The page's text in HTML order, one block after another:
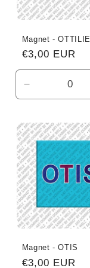
Magnet - OTTILIE
Normaler
Preis
€3,00 EUR
Verringere
die
für
Default
Title
Magnet - OTIS
Normaler
€3,00 EUR